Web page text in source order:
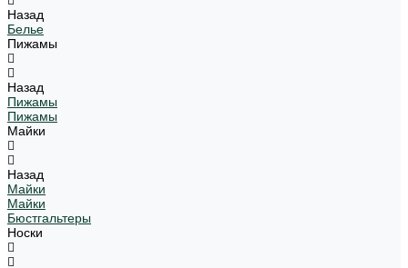
Назад
Белье
Пижамы
Назад
Пижамы
Пижамы
Майки
Назад
Майки
Майки
Бюстгальтеры
Носки